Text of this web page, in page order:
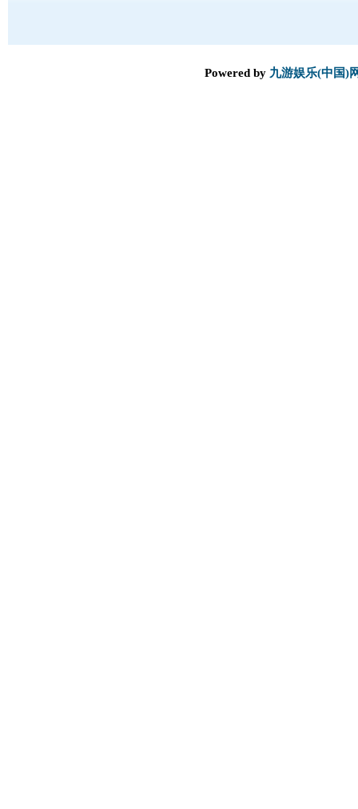
Powered by 九游娱乐(中国)